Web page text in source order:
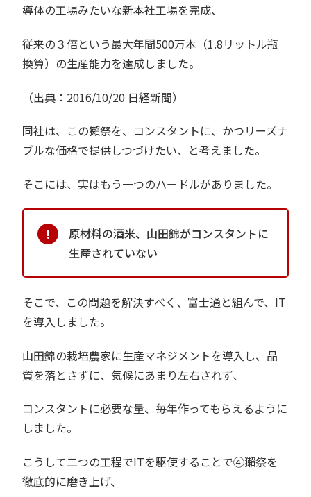
導体の工場みたいな新本社工場を完成、
従来の３倍という最大年間500万本（1.8リットル瓶
換算）の生産能力を達成しました。
（出典：2016/10/20 日経新聞）
同社は、この獺祭を、コンスタントに、かつリーズナ
ブルな価格で提供しつづけたい、と考えました。
そこには、実はもう一つのハードルがありました。
原材料の酒米、山田錦がコンスタントに
生産されていない
そこで、この問題を解決すべく、富士通と組んで、IT
を導入しました。
山田錦の栽培農家に生産マネジメントを導入し、品
質を落とさずに、気候にあまり左右されず、
コンスタントに必要な量、毎年作ってもらえるように
しました。
こうして二つの工程でITを駆使することで④獺祭を
徹底的に磨き上げ、